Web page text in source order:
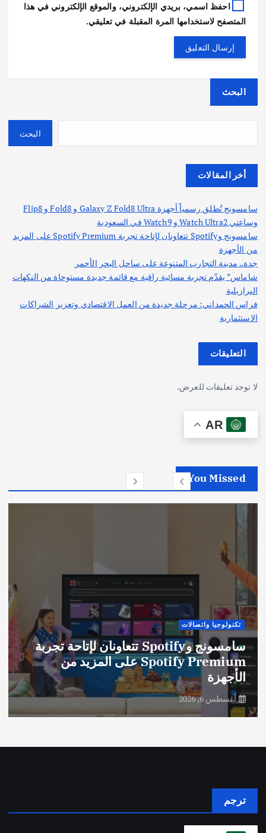
احفظ اسمي، بريدي الإلكتروني، والموقع الإلكتروني في هذا
المتصفح لاستخدامها المرة المقبلة في تعليقي.
البحث
البحث
أخر المقالات
سامسونج تُطلق رسمياً أجهزة Galaxy Z Fold8 Ultra و Fold8 و Flip8
وساعتي Watch Ultra2 و Watch9 في السعودية
سامسونج وSpotify تتعاونان لإتاحة تجربة Spotify Premium على المزيد
من الأجهزة
جدة.. مدينة التجارب المتنوعة على ساحل البحر الأحمر
شاماس” يقدّم تجربة مسائية راقية مع قائمة جديدة مستوحاة من النكهات
البرازيلية
فراس الحمداني: مرحلة جديدة من العمل الاقتصادي وتعزيز الشراكات
الاستثمارية
التعليقات
لا توجد تعليقات للعرض.
AR
You Missed
تكنولوجيا واتصالات
سامسونج وSpotify تتعاونان لإتاحة تجربة
Spotify Premium على المزيد من
الأجهزة
أغسطس 6, 2026
ترجم